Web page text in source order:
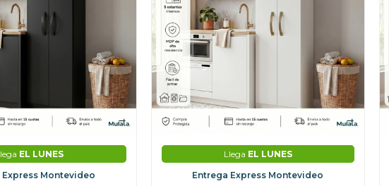
EL LUNES
Express Montevideo
Llega EL LUNES
Entrega Express Montevideo